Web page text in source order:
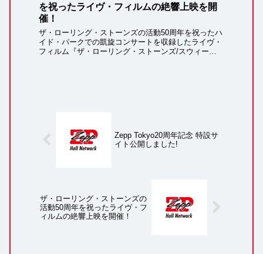
を祝ったライヴ・フィルムの絶響上映を開
催！
ザ・ローリング・ストーンズの活動50周年を祝ったハ
イド・パークでの凱旋コンサートを収録したライヴ・
フィルム『ザ・ローリング・ストーンズ/スウィー
Zepp Tokyo20周年記念 特設サ
イト公開しました!
ザ・ローリング・ストーンズの
活動50周年を祝ったライヴ・フ
ィルムの絶響上映を開催！